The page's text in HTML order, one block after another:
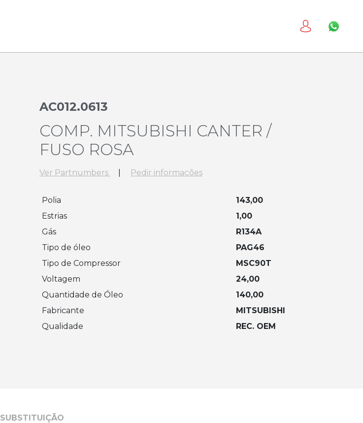
AC012.0613
COMP. MITSUBISHI CANTER /
FUSO ROSA
Ver Partnumbers Pedir informações
Polia
143,00
Estrias
1,00
Gás
R134A
Tipo de óleo
PAG46
Tipo de Compressor
MSC90T
Voltagem
24,00
Quantidade de Óleo
140,00
Fabricante
MITSUBISHI
Qualidade
REC. OEM
SUBSTITUIÇÃO